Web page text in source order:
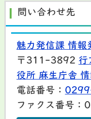
問い合わせ先
魅力発信課 情報
〒311-3892 行
役所 麻生庁舎
電話番号：
ファクス番号